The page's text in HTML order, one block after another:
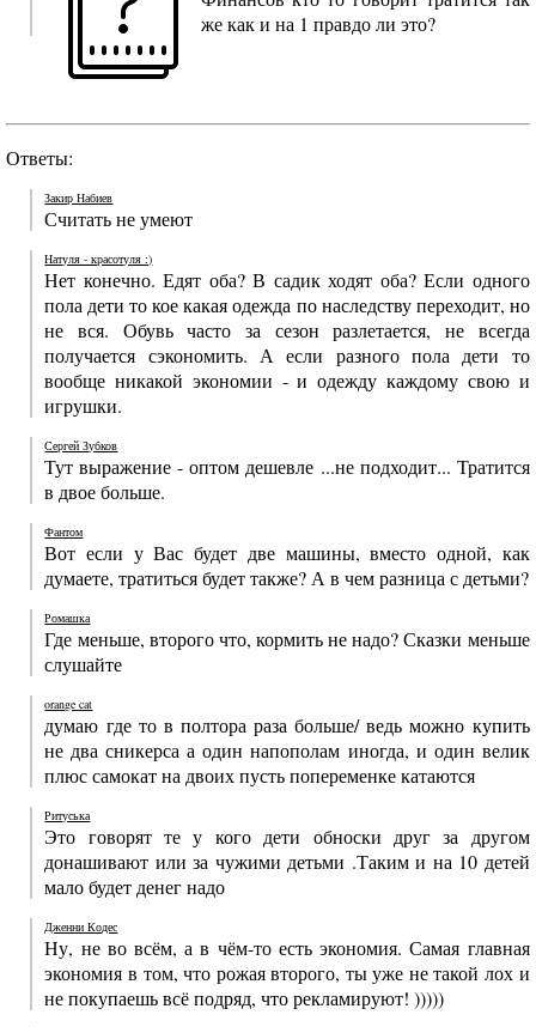
же как и на 1 правдо ли это?
Ответы:
Закир Набиев
Считать не умеют
Натуля - красотуля :)
Нет конечно. Едят оба? В садик ходят оба? Если одного
пола дети то кое какая одежда по наследству переходит, но
не вся. Обувь часто за сезон разлетается, не всегда
получается сэкономить. А если разного пола дети то
вообще никакой экономии - и одежду каждому свою и
игрушки.
Сергей Зубков
Тут выражение - оптом дешевле ...не подходит... Тратится
в двое больше.
Фантом
Вот если у Вас будет две машины, вместо одной, как
думаете, тратиться будет также? А в чем разница с детьми?
Ромашка
Где меньше, второго что, кормить не надо? Сказки меньше
слушайте
orange cat
думаю где то в полтора раза больше/ ведь можно купить
не два сникерса а один напополам иногда, и один велик
плюс самокат на двоих пусть попеременке катаются
Ритуська
Это говорят те у кого дети обноски друг за другом
донашивают или за чужими детьми .Таким и на 10 детей
мало будет денег надо
Дженни Кодес
Ну, не во всём, а в чём-то есть экономия. Самая главная
экономия в том, что рожая второго, ты уже не такой лох и
не покупаешь всё подряд, что рекламируют! )))))